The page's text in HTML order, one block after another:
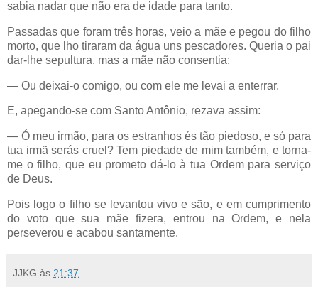
sabia nadar que não era de idade para tanto.
Passadas que foram três horas, veio a mãe e pegou do filho
morto, que lho tiraram da água uns pescadores. Queria o pai
dar-lhe sepultura, mas a mãe não consentia:
— Ou deixai-o comigo, ou com ele me levai a enterrar.
E, apegando-se com Santo Antônio, rezava assim:
— Ó meu irmão, para os estranhos és tão piedoso, e só para
tua irmã serás cruel? Tem piedade de mim também, e torna-
me o filho, que eu prometo dá-lo à tua Ordem para serviço
de Deus.
Pois logo o filho se levantou vivo e são, e em cumprimento
do voto que sua mãe fizera, entrou na Ordem, e nela
perseverou e acabou santamente.
JJKG às 21:37